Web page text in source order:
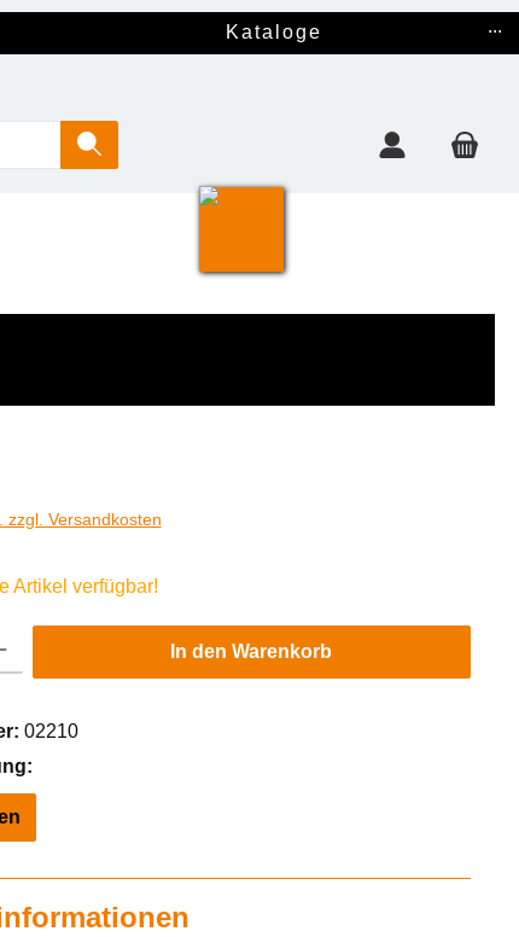
Kataloge ...
zzgl. Versandkosten
Artikel verfügbar!
In den Warenkorb
02210